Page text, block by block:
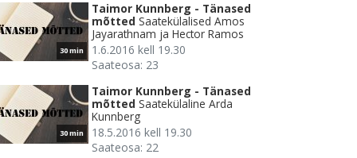
30 min
Taimor Kunnberg - Tänased
mõtted Saatekülalised Amos
Jayarathnam ja Hector Ramos
1.6.2016 kell 19.30
Saateosa: 23
30 min
Taimor Kunnberg - Tänased
mõtted Saatekülaline Arda
Kunnberg
18.5.2016 kell 19.30
Saateosa: 22